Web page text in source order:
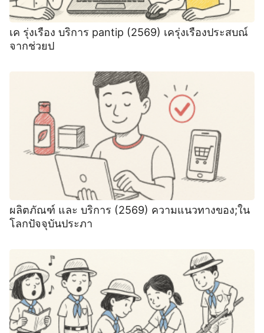
เค รุ่งเรือง บริการ pantip (2569) เครุ่งเรืองประสบณ์
จากช่วยป
ผลิตภัณฑ์ และ บริการ (2569) ความแนวทางของ;ใน
โลกปัจจุบันประภา